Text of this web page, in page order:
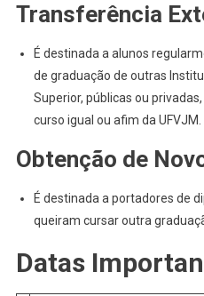
Transferência
É destinada a alunos
de graduação de outras
Superior, públicas ou
curso igual ou afim da UFVJM.
Obtenção de
É destinada a portadores de
queiram cursar outra
Datas